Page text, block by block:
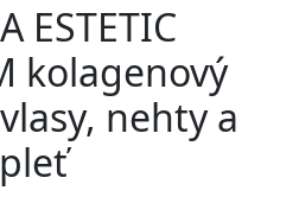
ESTETIC
kolagenový
nehty a
pleť